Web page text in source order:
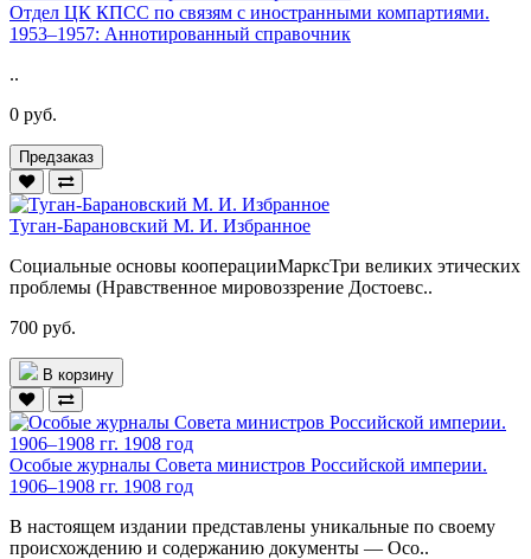
Отдел ЦК КПСС по связям с иностранными компартиями.
1953–1957: Аннотированный справочник
..
0 руб.
Предзаказ
Туган-Барановский М. И. Избранное
Социальные основы кооперацииМарксТри великих этических
проблемы (Нравственное мировоззрение Достоевс..
700 руб.
В корзину
Особые журналы Совета министров Российской империи.
1906–1908 гг. 1908 год
В настоящем издании представлены уникальные по своему
происхождению и содержанию документы — Осо..